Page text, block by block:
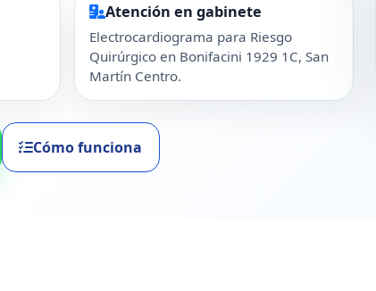
Atención en gabinete
Electrocardiograma para Riesgo
Quirúrgico en Bonifacini 1929 1C, San
Martín Centro.
Cómo funciona